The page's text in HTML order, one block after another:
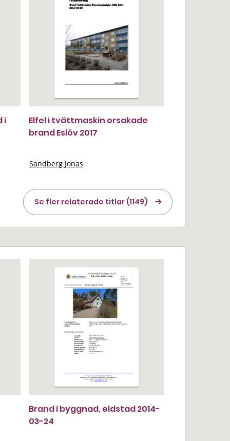
i
Elfel i tvättmaskin orsakade
brand Eslöv 2017
Sandberg Jonas
Se fler relaterade titlar (1149)
Brand i byggnad, eldstad 2014-
03-24